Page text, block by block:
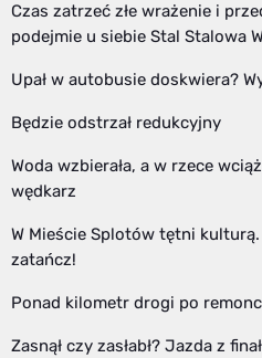
Czas zatrzeć złe wrażenie i
podejmie u siebie Stal Stalowa
Upał w autobusie doskwiera?
Będzie odstrzał redukcyjny
Woda wzbierała, a w rzece
wędkarz
W Mieście Splotów tętni
zatańcz!
Ponad kilometr drogi po
Zasnął czy zasłabł? Jazda z